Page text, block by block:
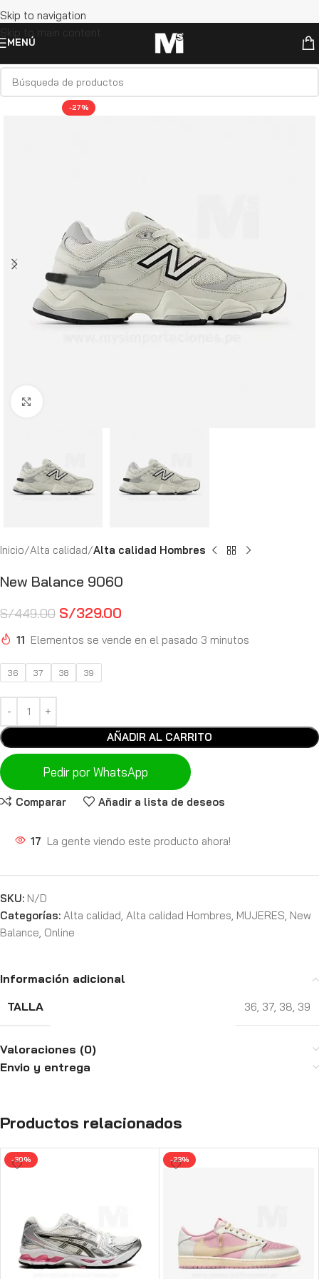
Skip to navigation
Skip to main content
MENÚ
-27%
Inicio Alta calidad Alta calidad Hombres
New Balance 9060
S/449.00 S/329.00
11 Elementos se vende en el pasado 3 minutos
36 37 38 39
AÑADIR AL CARRITO
Pedir por WhatsApp
Comparar Añadir a lista de deseos
17 La gente viendo este producto ahora!
SKU: N/D
Categorías: Alta calidad, Alta calidad Hombres, MUJERES, New
Balance, Online
Información adicional
TALLA
36, 37, 38, 39
Valoraciones (0)
Envio y entrega
Productos relacionados
-30% -23%